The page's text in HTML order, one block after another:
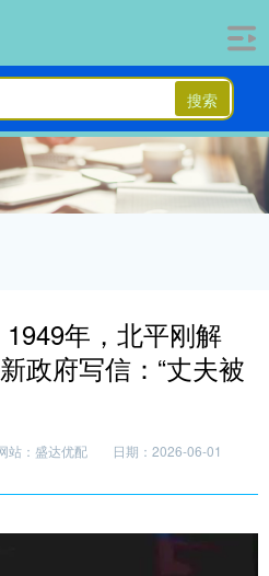
搜索
年，北平刚解
政府写信：“丈夫被
站：盛达优配
日期：2026-06-01